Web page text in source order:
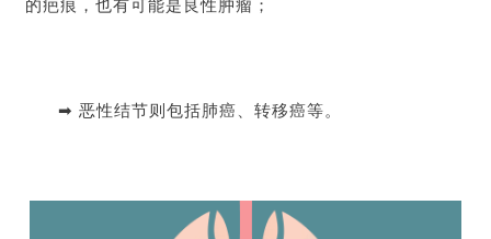
的疤痕，也有可能是良性肿瘤；
➡ 恶性结节则包括肺癌、转移癌等。